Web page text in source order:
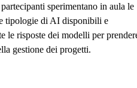
sperimentano in aula le
tipologie di AI disponibili e
le risposte dei modelli per
gestione dei progetti.